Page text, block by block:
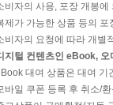
비자의 사용, 포장 개봉
제가 가능한 상품 등의
비자의 요청에 따라 개별
지털 컨텐츠인 eBook,
대여 상품은 대여 기
바일 쿠폰 등록 후 취소/